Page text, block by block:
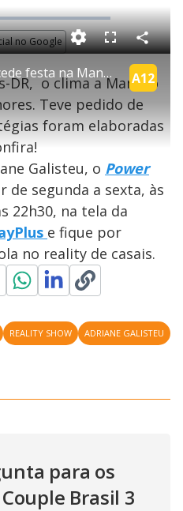
no Google
Clima tenso antecede festa na Mansão Power | Power Couple Brasil 6 A12
F
l
s
c
r
e
n
C
o
m
p
a
i
l
h
a
DR, o clima a Mansão
Teve pedido de
foram elaboradas
Galisteu, o Power
de segunda a sexta, às
22h30, na tela da
e fique por
no reality de casais.
REALITY SHOW ADRIANE GALISTEU
para os
Brasil 3